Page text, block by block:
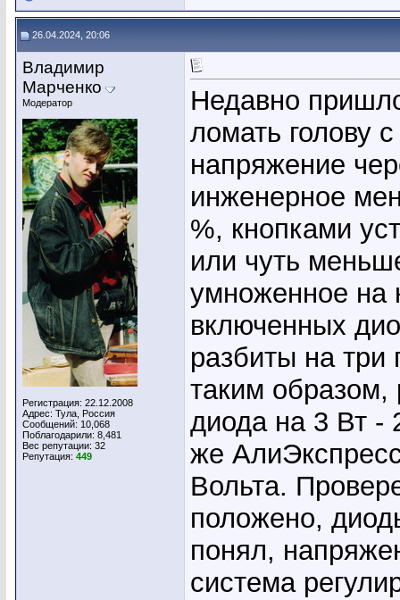
26.04.2024, 20:06
Владимир
Марченко
Модератор
Регистрация: 22.12.2008
Адрес: Тула, Россия
Сообщений: 10,068
Поблагодарили: 8,481
Вес репутации: 32
Репутация: 449
Недавно
ломать голову
напряжение
инженерное
%, кнопками
или чуть
умноженное на
включенных
разбиты на
таким образом,
диода на 3 Вт -
же
Вольта.
положено,
понял,
система